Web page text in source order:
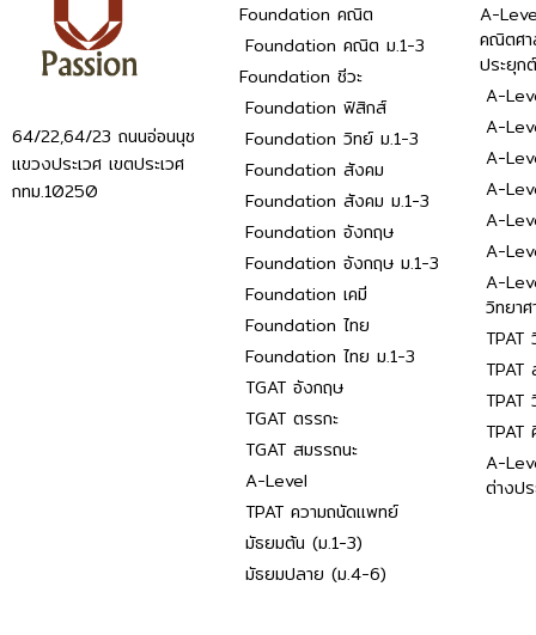
64/22,64/23 ถนนอ่อนนุช
แขวงประเวศ เขตประเวศ
กทม.10250
Foundation คณิต
Foundation คณิต ม.1-3
Foundation ชีวะ
Foundation ฟิสิกส์
Foundation วิทย์ ม.1-3
Foundation สังคม
Foundation สังคม ม.1-3
Foundation อังกฤษ
Foundation อังกฤษ ม.1-3
Foundation เคมี
Foundation ไทย
Foundation ไทย ม.1-3
TGAT อังกฤษ
TGAT ตรรกะ
TGAT สมรรถนะ
A-Level
TPAT ความถนัดแพทย์
มัธยมต้น (ม.1-3)
มัธยมปลาย (ม.4-6)
A-
คณิตศ
ประยุกต์
A-
A-
A-
A-
A-
A-
A-
วิทยา
TPAT
TPAT
TPAT
TPAT
A-
ต่างปร